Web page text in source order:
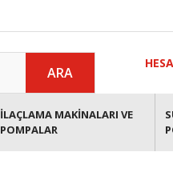
ARA
İLAÇLAMA MAKİNALARI VE
POMPALAR